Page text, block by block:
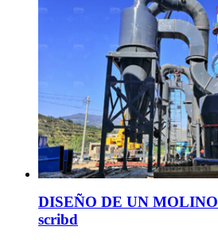
DISEÑO DE UN
scribd